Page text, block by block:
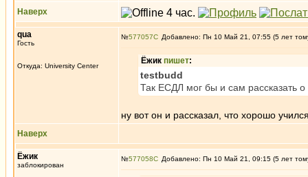
Наверх
qua
Гость
Откуда: University Center
№577057 Добавлено: Пн 10 Май 21, 07:55 (5 лет
Ёжик пишет:
testbudd
Так ЕСДЛ мог бы и сам рассказать
ну вот он и рассказал, что хорошо
Наверх
Ёжик
заблокирован
№577058 Добавлено: Пн 10 Май 21, 09:15 (5 лет